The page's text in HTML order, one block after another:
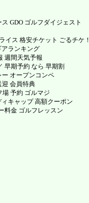
GDO ゴルフダイジェスト
イス 格安チケット ごるチケ！
ランキング
週間天気予報
早期予約 なら 早期割
オープンコンペ
迎 会員特典
予約 ゴルマジ
キャップ 高額クーポン
料金 ゴルフレッスン